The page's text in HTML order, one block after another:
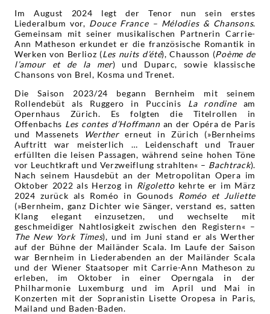
Im August 2024 legt der Tenor nun sein erstes
Liederalbum vor, Douce France – Mélodies & Chansons.
Gemeinsam mit seiner musikalischen Partnerin Carrie-
Ann Matheson erkundet er die französische Romantik in
Werken von Berlioz (Les nuits d’été), Chausson (Poème de
l’amour et de la mer) und Duparc, sowie klassische
Chansons von Brel, Kosma und Trenet.
Die Saison 2023/24 begann Bernheim mit seinem
Rollendebüt als Ruggero in Puccinis La rondineam
Opernhaus Zürich. Es folgten die Titelrollen in
Offenbachs Les contes d’Hoffmannan der Opéra de Paris
und Massenets
Werthererneut in Zürich (»Bernheims
Auftritt war meisterlich … Leidenschaft und Trauer
erfüllten die leisen Passagen, während seine hohen Töne
vor Leuchtkraft und Verzweiflung strahlten« – Bachtrack).
Nach seinem Hausdebüt an der Metropolitan Opera im
Oktober 2022 als Herzog in Rigolettokehrte er im März
2024 zurück als Roméo in Gounods Roméo et Juliette
(»Bernheim, ganz Dichter wie Sänger, verstand es, satten
Klang elegant einzusetzen, und wechselte mit
geschmeidiger Nahtlosigkeit zwischen den Registern« –
The New York Times), und im Juni stand er als Werther
auf der Bühne der Mailänder Scala. Im Laufe der Saison
war Bernheim in Liederabenden an der Mailänder Scala
und der Wiener Staatsoper mit Carrie-Ann Matheson zu
erleben, im Oktober in einer Operngala in der
Philharmonie Luxemburg und im April und Mai in
Konzerten mit der Sopranistin Lisette Oropesa in Paris,
Mailand und Baden-Baden.